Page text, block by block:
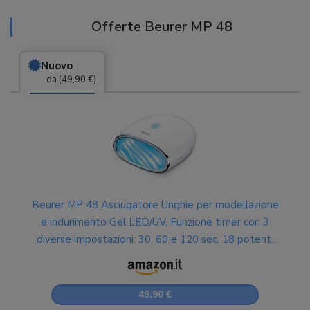
Offerte Beurer MP 48
Nuovo
da (49,90 €)
Beurer MP 48 Asciugatore Unghie per modellazione
e indurimento Gel LED/UV, Funzione timer con 3
diverse impostazioni: 30, 60 e 120 sec, 18 potenti
LED, fondo riflettente e design compatto, 24 W
49,90 €